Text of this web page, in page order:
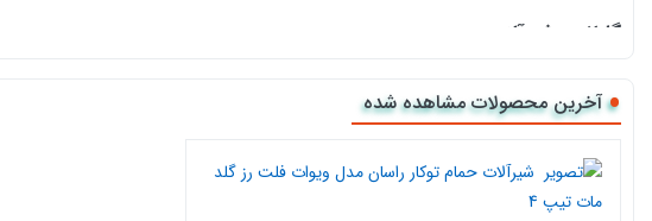
گارانتی شیرآلات
آخرین محصولات مشاهده شده